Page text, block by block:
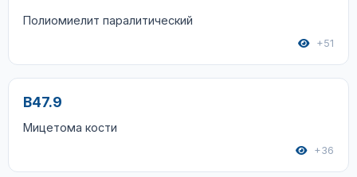
Полиомиелит паралитический
+51
B47.9
Мицетома кости
+36